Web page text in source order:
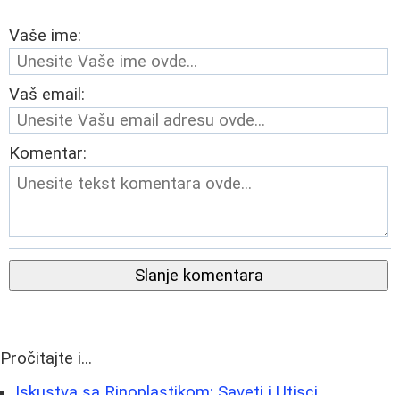
Vaše ime:
Vaš email:
Komentar:
Slanje komentara
Pročitajte i...